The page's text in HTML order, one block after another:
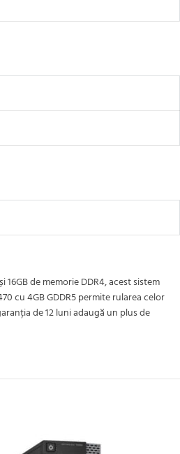
de memorie DDR4, acest sistem
cu 4GB GDDR5 permite rularea celor
de 12 luni adaugă un plus de